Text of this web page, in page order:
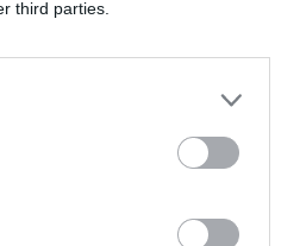
third parties.
επόμενη